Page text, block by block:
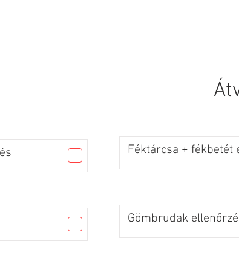
Féktárcsa + fékbetét
Gömbrudak